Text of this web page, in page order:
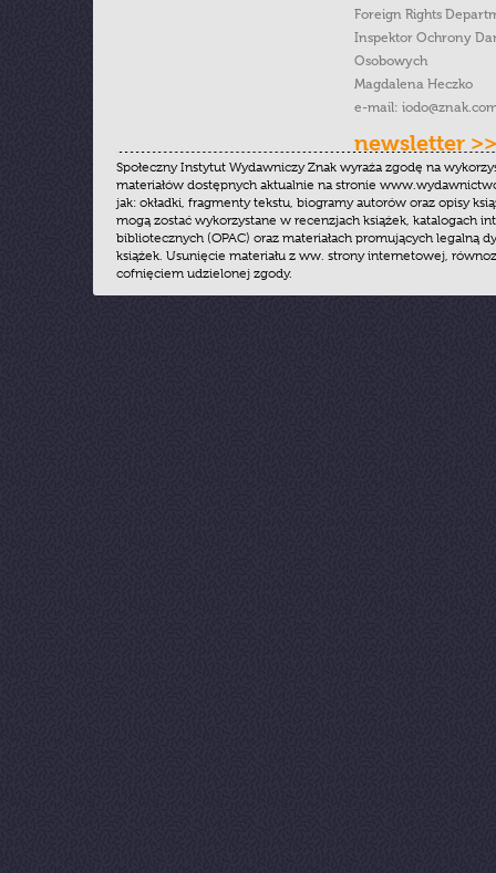
Foreign Rights
Inspektor Ochrony
Osobowych
Magdalena Heczko
e-mail:
newsletter >>
Społeczny Instytut Wydawniczy Znak wyraża zgodę na
materiałów dostępnych aktualnie na stronie
jak: okładki, fragmenty tekstu, biogramy autorów oraz opisy
mogą zostać wykorzystane w recenzjach książek, katalogach
bibliotecznych (OPAC) oraz materiałach promujących legalną
książek. Usunięcie materiału z ww. strony internetowej,
cofnięciem udzielonej zgody.